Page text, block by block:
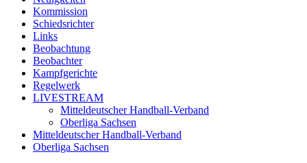
Kommission
Schiedsrichter
Links
Beobachtung
Beobachter
Kampfgerichte
Regelwerk
LIVESTREAM
Mitteldeutscher Handball-Verband
Oberliga Sachsen
Mitteldeutscher Handball-Verband
Oberliga Sachsen